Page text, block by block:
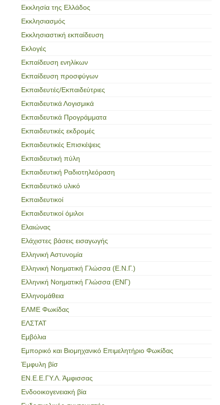
Εκκλησία της Ελλάδος
Εκκλησιασμός
Εκκλησιαστική εκπαίδευση
Εκλογές
Εκπαίδευση ενηλίκων
Εκπαίδευση προσφύγων
Εκπαιδευτές/Εκπαιδεύτριες
Εκπαιδευτικά Λογισμικά
Εκπαιδευτικά Προγράμματα
Εκπαιδευτικές εκδρομές
Εκπαιδευτικές Επισκέψεις
Εκπαιδευτική πύλη
Εκπαιδευτική Ραδιοτηλεόραση
Εκπαιδευτικό υλικό
Εκπαιδευτικοί
Εκπαιδευτικοί όμιλοι
Ελαιώνας
Ελάχιστες βάσεις εισαγωγής
Ελληνική Αστυνομία
Ελληνική Νοηματική Γλώσσα (Ε.Ν.Γ.)
Ελληνική Νοηματική Γλώσσα (ΕΝΓ)
Ελληνομάθεια
ΕΛΜΕ Φωκίδας
ΕΛΣΤΑΤ
Εμβόλια
Εμπορικό και Βιομηχανικό Επιμελητήριο Φωκίδας
Έμφυλη βίσ
ΕΝ.Ε.Ε.ΓΥ.Λ. Άμφισσας
Ενδοοικογενειακή βία